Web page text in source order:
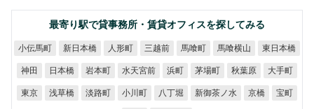
最寄り駅で貸事務所・賃貸オフィスを探してみる
小伝馬町 新日本橋 人形町 三越前 馬喰町 馬喰横山 東日本橋
神田 日本橋 岩本町 水天宮前 浜町 茅場町 秋葉原 大手町
東京 浅草橋 淡路町 小川町 八丁堀 新御茶ノ水 京橋 宝町